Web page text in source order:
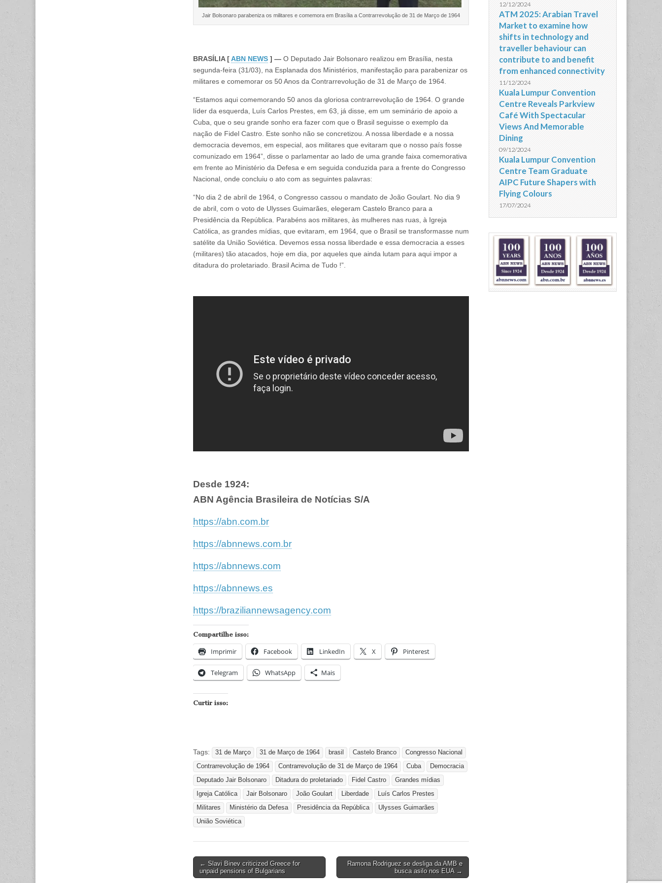
Jair Bolsonaro parabeniza os militares e comemora em Brasília a Contrarrevolução de 31 de Março de 1964
BRASÍLIA [ABN NEWS ] ― O Deputado Jair Bolsonaro realizou em Brasília, nesta
segunda-feira (31/03), na Esplanada dos Ministérios, manifestação para parabenizar os
militares e comemorar os 50 Anos da Contrarrevolução de 31 de Março de 1964.
“Estamos aqui comemorando 50 anos da gloriosa contrarrevolução de 1964. O grande
líder da esquerda, Luís Carlos Prestes, em 63, já disse, em um seminário de apoio a
Cuba, que o seu grande sonho era fazer com que o Brasil seguisse o exemplo da
nação de Fidel Castro. Este sonho não se concretizou. A nossa liberdade e a nossa
democracia devemos, em especial, aos militares que evitaram que o nosso país fosse
comunizado em 1964”, disse o parlamentar ao lado de uma grande faixa comemorativa
em frente ao Ministério da Defesa e em seguida conduzida para a frente do Congresso
Nacional, onde concluiu o ato com as seguintes palavras:
“No dia 2 de abril de 1964, o Congresso cassou o mandato de João Goulart. No dia 9
de abril, com o voto de Ulysses Guimarães, elegeram Castelo Branco para a
Presidência da República. Parabéns aos militares, às mulheres nas ruas, à Igreja
Católica, as grandes mídias, que evitaram, em 1964, que o Brasil se transformasse num
satélite da União Soviética. Devemos essa nossa liberdade e essa democracia a esses
(militares) tão atacados, hoje em dia, por aqueles que ainda lutam para aqui impor a
ditadura do proletariado. Brasil Acima de Tudo !”.
Desde 1924:
ABN Agência Brasileira de Notícias S/A
https://abn.com.br
https://abnnews.com.br
https://abnnews.com
https://abnnews.es
https://braziliannewsagency.com
Compartilhe isso:
Imprimir Facebook LinkedIn X Pinterest
Telegram WhatsApp Mais
Curtir isso:
Tags: 31 de Março 31 de Março de 1964 brasil Castelo Branco
Congresso Nacional
Contrarrevolução de 1964
Contrarrevolução de 31 de Março de 1964 Cuba
Democracia
Deputado Jair Bolsonaro
Ditadura do proletariado Fidel Castro
Grandes mídias
Igreja Católica
Jair Bolsonaro João Goulart Liberdade
Luís Carlos Prestes
Militares
Ministério da Defesa Presidência da República
Ulysses Guimarães
União Soviética
Post
navigation
← Slavi Binev criticized Greece for
unpaid pensions of Bulgarians
Ramona Rodriguez se desliga da AMB e
busca asilo nos EUA →
12/12/2024
ATM 2025: Arabian Travel
Market to examine how
shifts in technology and
traveller behaviour can
contribute to and benefit
from enhanced connectivity
11/12/2024
Kuala Lumpur Convention
Centre Reveals Parkview
Café With Spectacular
Views And Memorable
Dining
09/12/2024
Kuala Lumpur Convention
Centre Team Graduate
AIPC Future Shapers with
Flying Colours
17/07/2024